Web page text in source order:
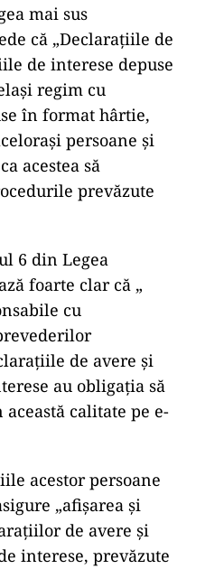
mai sus
că „Declarațiile de
de interese depuse
regim cu
în format hârtie,
persoane și
acestea să
prevăzute
6 din Legea
foarte clar că „
cu
de avere și
au obligația să
calitate pe e-
acestor persoane
„afișarea și
de avere și
interese, prevăzute